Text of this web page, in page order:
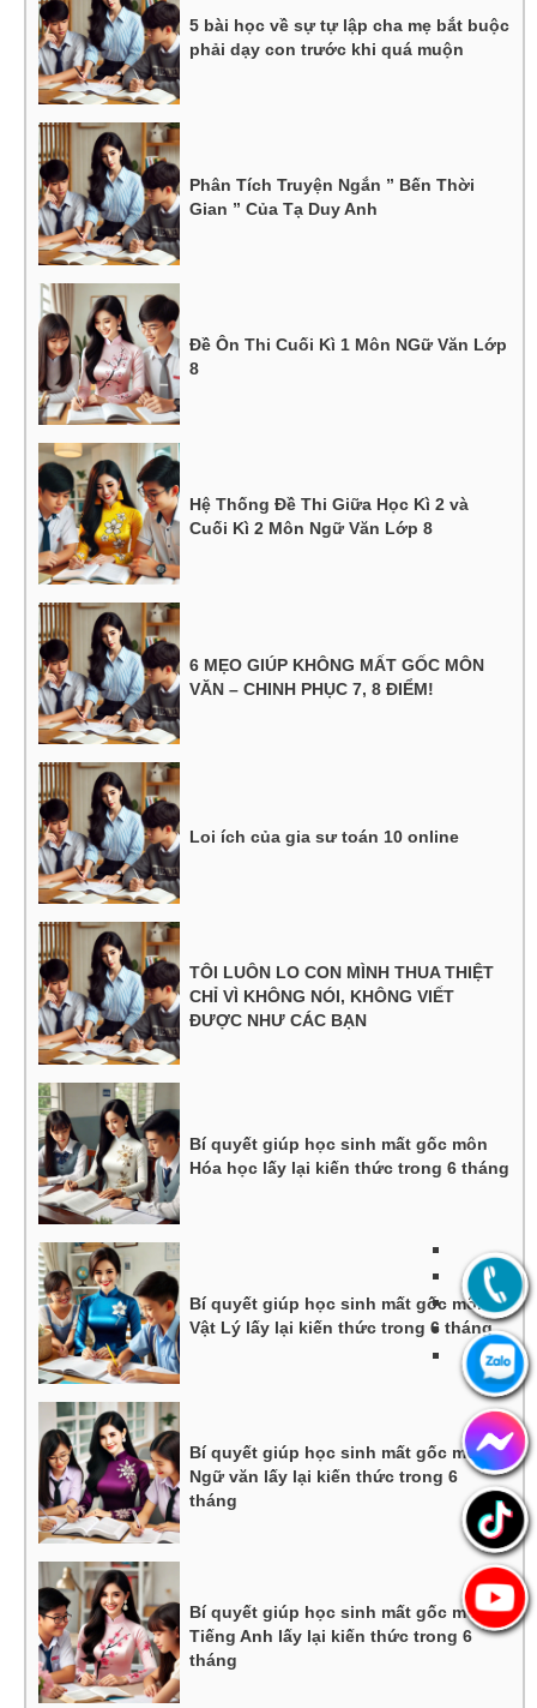
5 bài học về sự tự lập cha mẹ bắt buộc
phải dạy con trước khi quá muộn
Phân Tích Truyện Ngắn ” Bến Thời
Gian ” Của Tạ Duy Anh
Đề Ôn Thi Cuối Kì 1 Môn NGữ Văn Lớp
8
Hệ Thống Đề Thi Giữa Học Kì 2 và
Cuối Kì 2 Môn Ngữ Văn Lớp 8
6 MẸO GIÚP KHÔNG MẤT GỐC MÔN
VĂN – CHINH PHỤC 7, 8 ĐIỂM!
Loi ích của gia sư toán 10 online
TÔI LUÔN LO CON MÌNH THUA THIỆT
CHỈ VÌ KHÔNG NÓI, KHÔNG VIẾT
ĐƯỢC NHƯ CÁC BẠN
Bí quyết giúp học sinh mất gốc môn
Hóa học lấy lại kiến thức trong 6 tháng
Bí quyết giúp học sinh mất gốc môn
Vật Lý lấy lại kiến thức trong 6 tháng
Bí quyết giúp học sinh mất gốc môn
Ngữ văn lấy lại kiến thức trong 6
tháng
Bí quyết giúp học sinh mất gốc môn
Tiếng Anh lấy lại kiến thức trong 6
tháng